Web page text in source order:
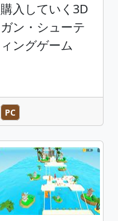
購入していく3D
ガン・シューテ
ィングゲーム
PC